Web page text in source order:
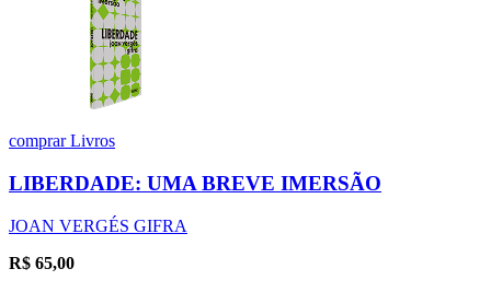
comprarLivros
LIBERDADE: UMA BREVE IMERSÃO
JOAN VERGÉS GIFRA
R$ 65,00